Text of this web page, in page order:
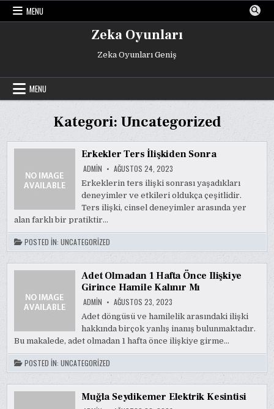
Skip
MENU
Zeka Oyunları
Zeka Oyunları Geniş
MENU
Kategori: Uncategorized
Erkekler Ters İlişkiden Sonra
ADMIN AĞUSTOS 24, 2023
Erkeklerin ters ilişki sonrası yaşadıkları
deneyimler ve etkileri oldukça çeşitlidir.
Ters ilişki, cinsel deneyimler arasında yer
alan farklı bir pratiktir…
POSTED IN:UNCATEGORIZED
Adet Olmadan 1 Hafta Önce Ilişkiye
Girince Hamile Kalınır Mı
ADMIN AĞUSTOS 23, 2023
Adet döngüsü ve hamilelik arasındaki ilişki
hakkında birçok yanlış inanış bulunmaktadır.
Bu makalede, adet olmadan 1 hafta önce ilişkiye girme…
POSTED IN:UNCATEGORIZED
Muğla Seydikemer Elektrik Kesintisi